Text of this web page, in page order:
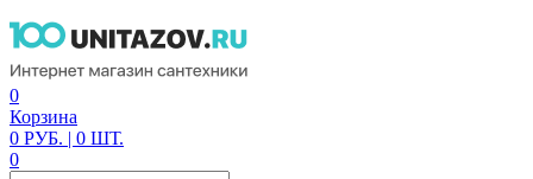
0
Корзина
0 РУБ. | 0 ШТ.
0